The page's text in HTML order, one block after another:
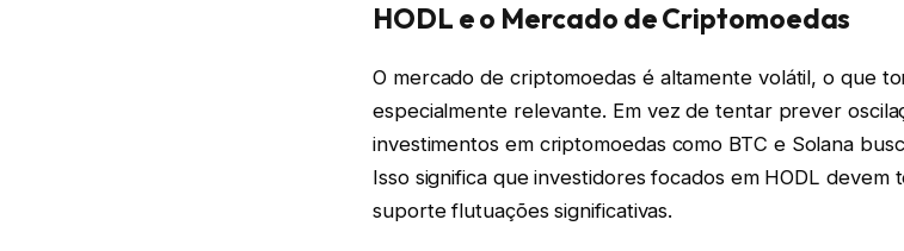
HODL e o Mercado de Criptomoedas
O mercado de criptomoedas é altamente volátil, o que
especialmente relevante. Em vez de tentar prever
investimentos em criptomoedas como BTC e Solana
Isso significa que investidores focados em HODL
suporte flutuações significativas.